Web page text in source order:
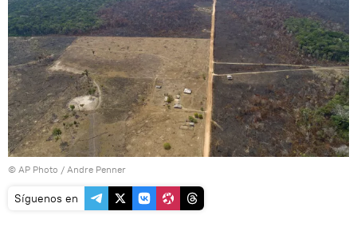
© AP Photo / Andre Penner
Síguenos en